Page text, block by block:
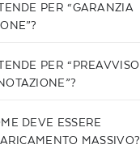
PER “GARANZIA
PER “PREAVVISO
DEVE ESSERE
MASSIVO?